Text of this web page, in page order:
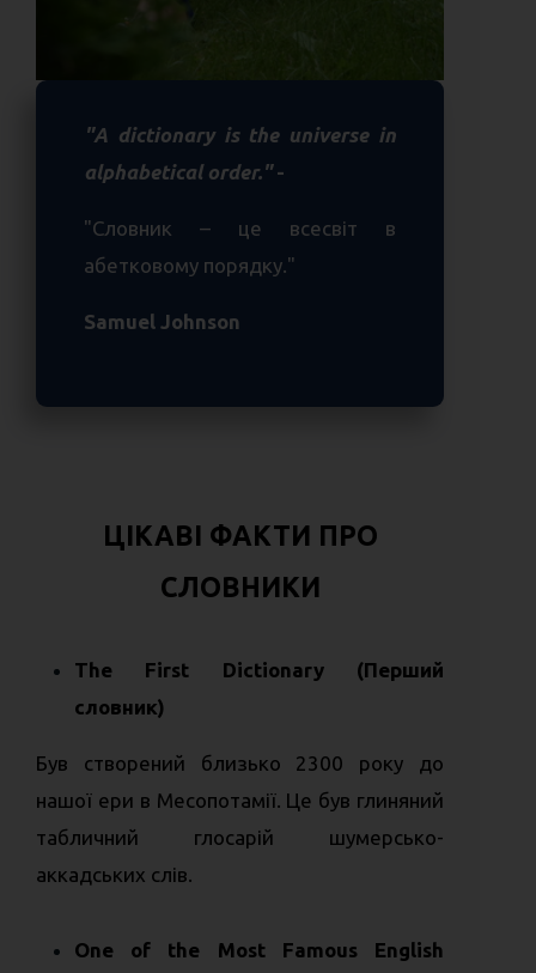
"A dictionary is the universe in
alphabetical order."-
"Словник – це всесвіт в
абетковому порядку."
Samuel Johnson
ЦІКАВІ ФАКТИ ПРО
СЛОВНИКИ
The First Dictionary (Перший
словник)
Був створений близько 2300 року до
нашої ери в Месопотамії. Це був глиняний
табличний глосарій шумерсько-
аккадських слів.
One of the Most Famous English